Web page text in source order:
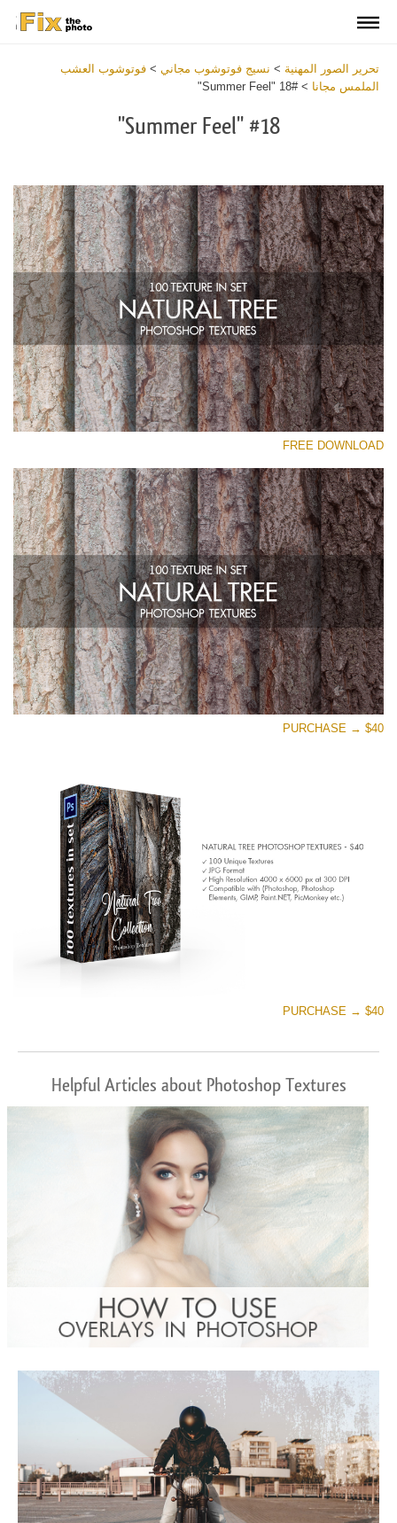
تحرير الصور المهنية > نسيج فوتوشوب مجاني > فوتوشوب العشب
الملمس مجانا >
#18 "Summer Feel"
#18 "Summer Feel"
رجاء اختر
Small 800*533px
Natural Tree
(100 Textures)
Large 6000*4000px
Entire Collection
(1783 Overlays)
Large 6000*4000px
تنزيل مجاني
Download
Free
Overlay
FREE DOWNLOAD
PURCHASE → $40
PURCHASE → $40
Helpful Articles about Photoshop Textures